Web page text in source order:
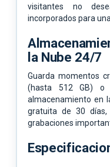
visitantes no
incorporados para
la Nube 24/7
Guarda momentos
(hasta 512 GB) o
almacenamiento en
gratuita de 30 días,
grabaciones